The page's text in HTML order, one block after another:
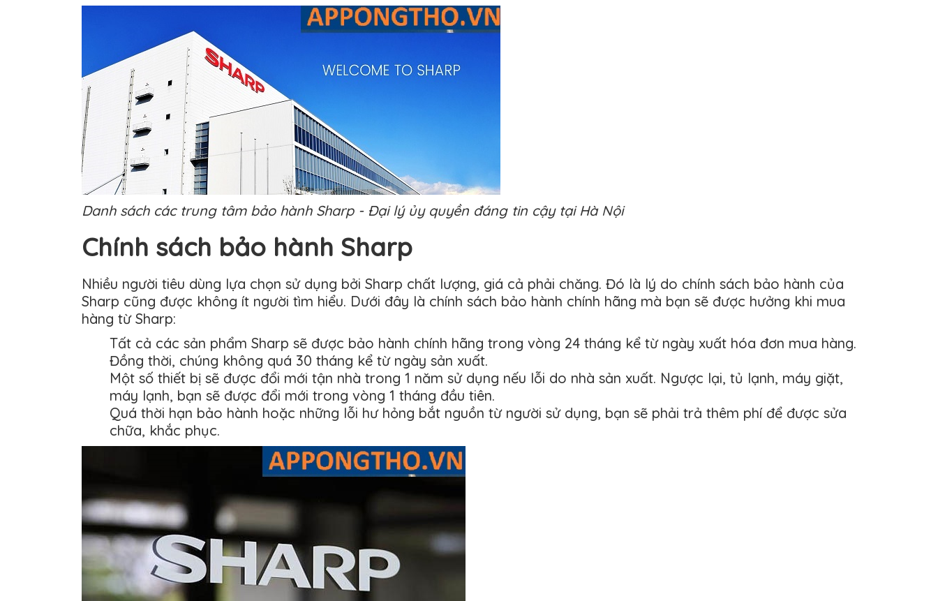
Danh sách các trung tâm bảo hành Sharp - Đại lý ủy quyền đáng tin cậy tại Hà Nội
Chính sách bảo hành Sharp
Nhiều người tiêu dùng lựa chọn sử dụng bởi Sharp chất lượng, giá cả phải chăng. Đó là lý do chính sách bảo hành của
Sharp cũng được không ít người tìm hiểu. Dưới đây là chính sách bảo hành chính hãng mà bạn sẽ được hưởng khi mua
hàng từ Sharp:
Tất cả các sản phẩm Sharp sẽ được bảo hành chính hãng trong vòng 24 tháng kể từ ngày xuất hóa đơn mua hàng.
Đồng thời, chúng không quá 30 tháng kể từ ngày sản xuất.
Một số thiết bị sẽ được đổi mới tận nhà trong 1 năm sử dụng nếu lỗi do nhà sản xuất. Ngược lại, tủ lạnh, máy giặt,
máy lạnh, bạn sẽ được đổi mới trong vòng 1 tháng đầu tiên.
Quá thời hạn bảo hành hoặc những lỗi hư hỏng bắt nguồn từ người sử dụng, bạn sẽ phải trả thêm phí để được sửa
chữa, khắc phục.